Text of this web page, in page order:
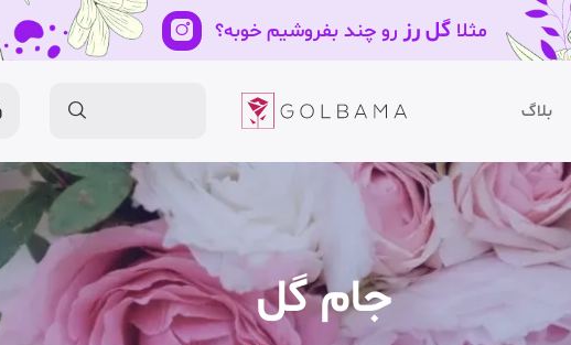
مثلاگل رز رو چند بفروشیم خوبه؟
بلاگ
جام گل